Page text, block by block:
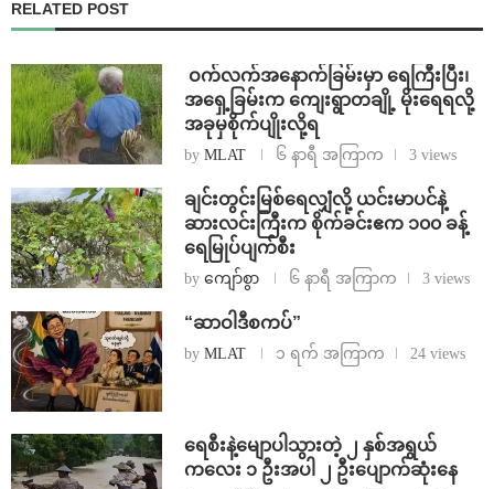
RELATED POST
⁩ ⁨ဝက်လက်အနောက်ခြမ်းမှာ ရေကြီးပြီး၊
အရှေ့ခြမ်းက ကျေးရွာတချို့ မိုးရေရလို့
အခုမှစိုက်ပျိုးလို့ရ
by MLAT ၆ နာရီ အကြာက 3 views
ချင်းတွင်းမြစ်ရေလျှံလို့ ယင်းမာပင်နဲ့
ဆားလင်းကြီးက စိုက်ခင်းဧက ၁၀၀ ခန့်
ရေမြုပ်ပျက်စီး
by ကျော်စွာ ၆ နာရီ အကြာက 3 views
“ဆာဝါဒီစကပ်”
by MLAT ၁ ရက် အကြာက 24 views
ရေစီးနဲ့မျောပါသွားတဲ့ ၂ နှစ်အရွယ်
ကလေး ၁ ဦးအပါ ၂ ဦးပျောက်ဆုံးနေ